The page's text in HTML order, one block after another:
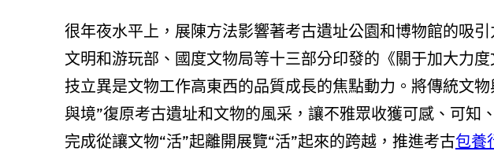
很年夜水平上，展陳方法影響著考古遺址公園和博物館的吸引
文明和游玩部、國度文物局等十三部分印發的《關于加大力
技立異是文物工作高東西的品質成長的焦點動力。將傳統文
與境”復原考古遺址和文物的風采，讓不雅眾收獲可感、可知
完成從讓文物“活”起離開展覽“活”起來的跨越，推進考古包養